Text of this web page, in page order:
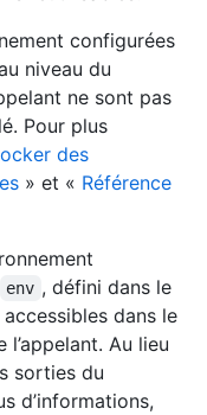
configurées
niveau du
ne sont pas
Pour plus
des
» et « Référence
env , défini dans le
dans le
Au lieu
sorties du
d’informations,